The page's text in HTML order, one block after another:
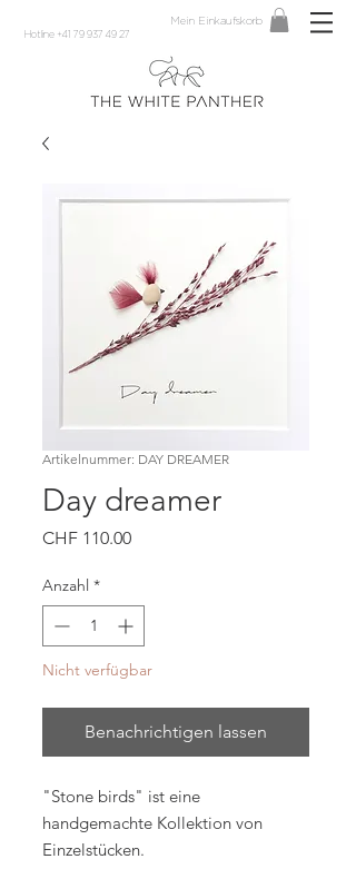
Hotline +41 79 937 49 27
Mein Einkaufskorb
Artikelnummer: DAY DREAMER
Day dreamer
CHF 110.00Preis
Anzahl *
Nicht verfügbar
Benachrichtigen lassen
"Stone birds" ist eine
handgemachte Kollektion von
Einzelstücken.